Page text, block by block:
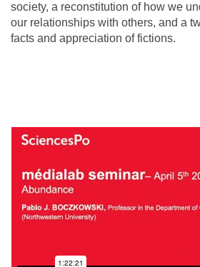
society, a reconstitution of how we
our relationships with others, and a
facts and appreciation of fictions.